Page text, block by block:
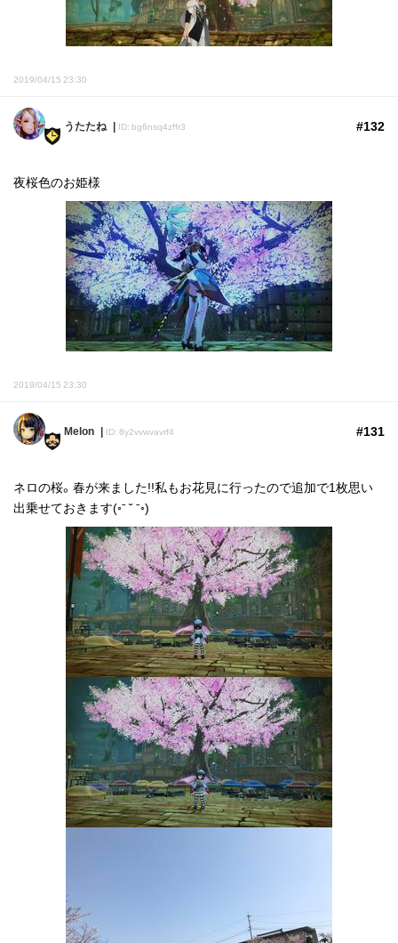
2019/04/15 23:30
うたたね ID: bg6nsq4zffr3 #132
夜桜色のお姫様
2019/04/15 23:30
Melon ID: 8y2vvwvavrf4 #131
ネロの桜。春が来ました!!私もお花見に行ったので追加で1枚思い
出乗せておきます(◦ˉ ˘ ˉ◦)